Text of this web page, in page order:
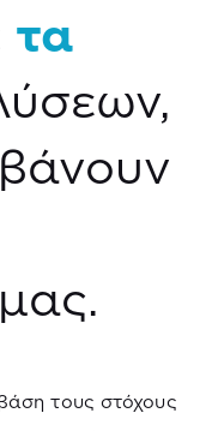
τα
τους στόχους